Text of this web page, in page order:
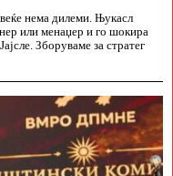
нема дилеми. Њукасл
или менаџер и го шокира
Зборуваме за стратег